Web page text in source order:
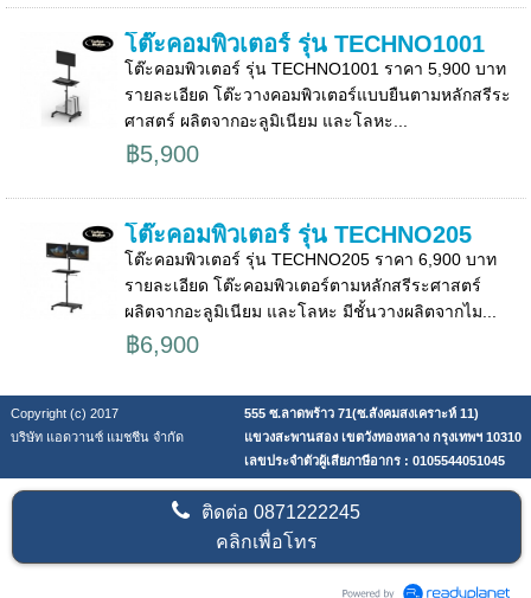
โต๊ะคอมพิวเตอร์ รุ่น TECHNO1001
โต๊ะคอมพิวเตอร์ รุ่น TECHNO1001 ราคา 5,900 บาท
รายละเอียด โต๊ะวางคอมพิวเตอร์แบบยืนตามหลักสรีระ
ศาสตร์ ผลิตจากอะลูมิเนียม และโลหะ...
฿5,900
โต๊ะคอมพิวเตอร์ รุ่น TECHNO205
โต๊ะคอมพิวเตอร์ รุ่น TECHNO205 ราคา 6,900 บาท
รายละเอียด โต๊ะคอมพิวเตอร์ตามหลักสรีระศาสตร์
ผลิตจากอะลูมิเนียม และโลหะ มีชั้นวางผลิตจากไม...
฿6,900
Copyright (c) 2017
555 ซ.ลาดพร้าว 71(ซ.สังคมสงเคราะห์ 11)
บริษัท แอดวานซ์ แมชชีน จำกัด
แขวงสะพานสอง เขตวังทองหลาง กรุงเทพฯ 10310
เลขประจำตัวผู้เสียภาษีอากร : 0105544051045
ติดต่อ0871222245
คลิกเพื่อโทร